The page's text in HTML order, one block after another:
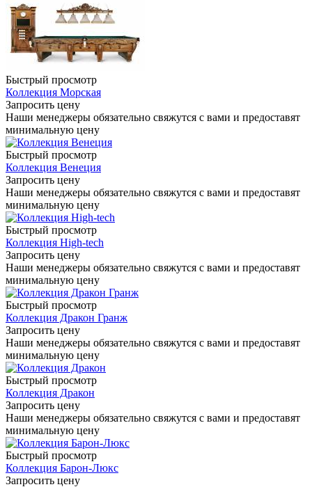
Быстрый просмотр
Коллекция Морская
Запросить цену
Наши менеджеры обязательно свяжутся с вами и предоставят
минимальную цену
Быстрый просмотр
Коллекция Венеция
Запросить цену
Наши менеджеры обязательно свяжутся с вами и предоставят
минимальную цену
Быстрый просмотр
Коллекция High-tech
Запросить цену
Наши менеджеры обязательно свяжутся с вами и предоставят
минимальную цену
Быстрый просмотр
Коллекция Дракон Гранж
Запросить цену
Наши менеджеры обязательно свяжутся с вами и предоставят
минимальную цену
Быстрый просмотр
Коллекция Дракон
Запросить цену
Наши менеджеры обязательно свяжутся с вами и предоставят
минимальную цену
Быстрый просмотр
Коллекция Барон-Люкс
Запросить цену